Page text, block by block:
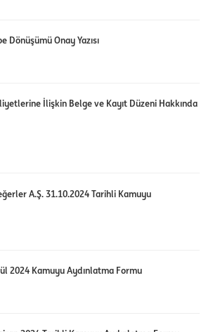
Dönüşümü Onay Yazısı
İlişkin Belge ve Kayıt Düzeni Hakkında
A.Ş. 31.10.2024 Tarihli Kamuyu
2024 Kamuyu Aydınlatma Formu